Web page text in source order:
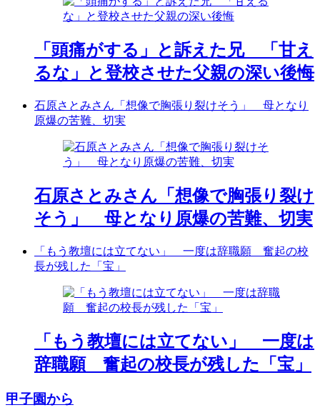
「頭痛がする」と訴えた兄 「甘え
るな」と登校させた父親の深い後悔
石原さとみさん「想像で胸張り裂けそう」 母となり
原爆の苦難、切実
石原さとみさん「想像で胸張り裂け
そう」 母となり原爆の苦難、切実
「もう教壇には立てない」 一度は辞職願 奮起の校
長が残した「宝」
「もう教壇には立てない」 一度は
辞職願 奮起の校長が残した「宝」
甲子園から